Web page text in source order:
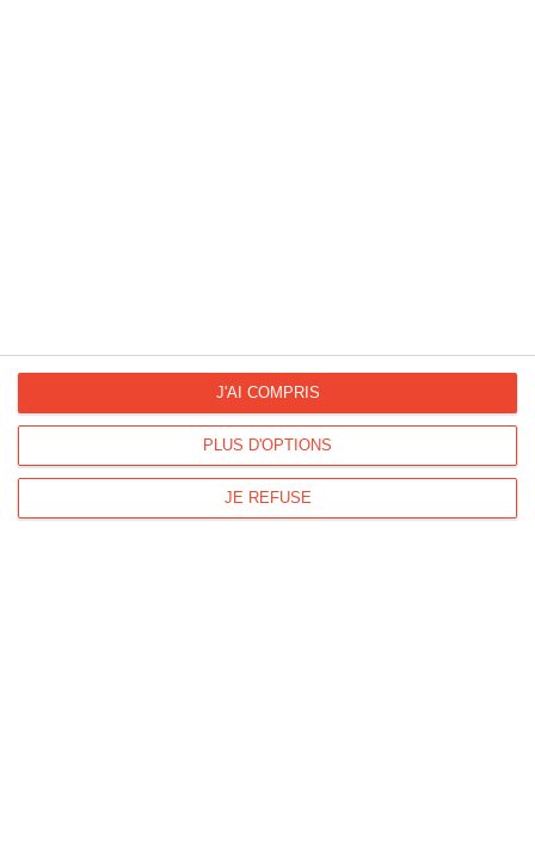
PLUS D'OPTIONS
JE REFUSE
J'AI COMPRIS
En manque d'inspiration ?Découvrez nos idées
messages et nos modèles de lettres